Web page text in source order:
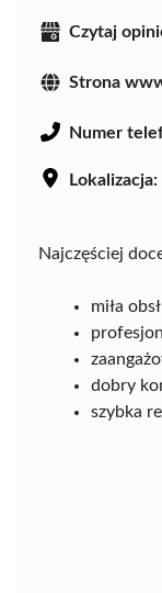
Czytaj
Strona
Numer
Lokalizacja:
Najczęściej
miła
dobry
szybka